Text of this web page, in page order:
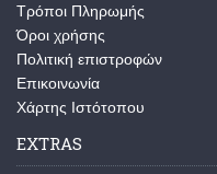
Τρόποι Πληρωμής
Όροι χρήσης
Πολιτική επιστροφών
Επικοινωνία
Χάρτης Ιστότοπου
EXTRAS